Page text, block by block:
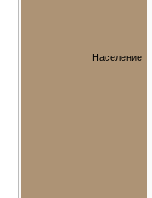
Население